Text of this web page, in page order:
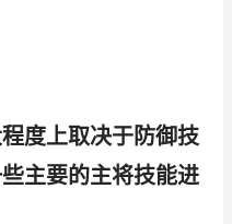
度上取决于防御技
主要的主将技能进